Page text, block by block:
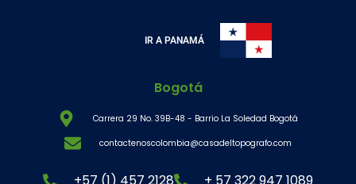
IR A PANAMÁ
Bogotá
Carrera 29 No. 39B-48 - Barrio La Soledad Bogotá
contactenoscolombia@casadeltopografo.com
+57 (1) 457 2128 + 57 322 947 1089